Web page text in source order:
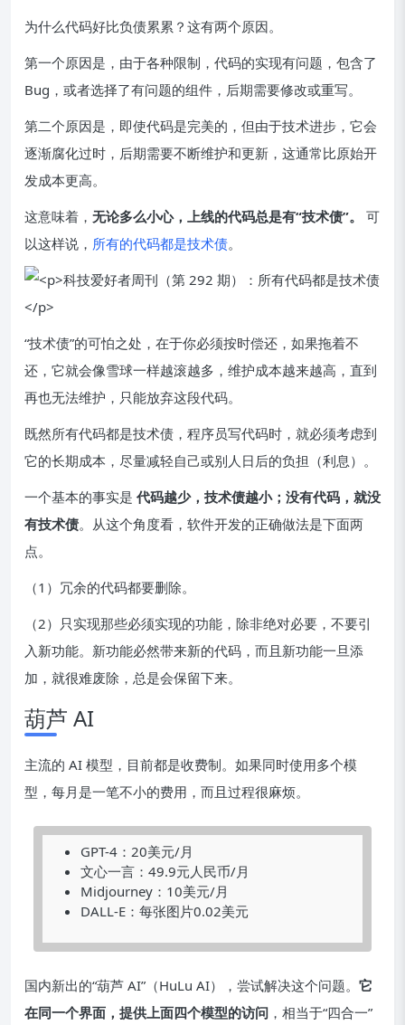
为什么代码好比负债累累？这有两个原因。
第一个原因是，由于各种限制，代码的实现有问题，包含了
Bug，或者选择了有问题的组件，后期需要修改或重写。
第二个原因是，即使代码是完美的，但由于技术进步，它会
逐渐腐化过时，后期需要不断维护和更新，这通常比原始开
发成本更高。
这意味着， 无论多么小心，上线的代码总是有“技术债”。
可
以这样说， 所有的代码都是技术债。
“技术债”的可怕之处，在于你必须按时偿还，如果拖着不
还，它就会像雪球一样越滚越多，维护成本越来越高，直到
再也无法维护，只能放弃这段代码。
既然所有代码都是技术债，程序员写代码时，就必须考虑到
它的长期成本，尽量减轻自己或别人日后的负担（利息）。
一个基本的事实是 代码越少，技术债越小；没有代码，就没
有技术债。从这个角度看，软件开发的正确做法是下面两
点。
（1）冗余的代码都要删除。
（2）只实现那些必须实现的功能，除非绝对必要，不要引
入新功能。新功能必然带来新的代码，而且新功能一旦添
加，就很难废除，总是会保留下来。
葫芦 AI
主流的 AI 模型，目前都是收费制。如果同时使用多个模
型，每月是一笔不小的费用，而且过程很麻烦。
GPT-4：20美元/月
文心一言：49.9元人民币/月
Midjourney：10美元/月
DALL-E：每张图片0.02美元
国内新出的“葫芦 AI”（HuLu AI），尝试解决这个问题。 它
在同一个界面，提供上面四个模型的访问 ，相当于“四合一”